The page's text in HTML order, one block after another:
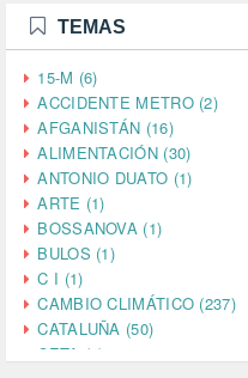
TEMAS
15-M (6)
ACCIDENTE METRO (2)
AFGANISTÁN (16)
ALIMENTACIÓN (30)
ANTONIO DUATO (1)
ARTE (1)
BOSSANOVA (1)
BULOS (1)
C I (1)
CAMBIO CLIMÁTICO (237)
CATALUÑA (50)
CETA (2)